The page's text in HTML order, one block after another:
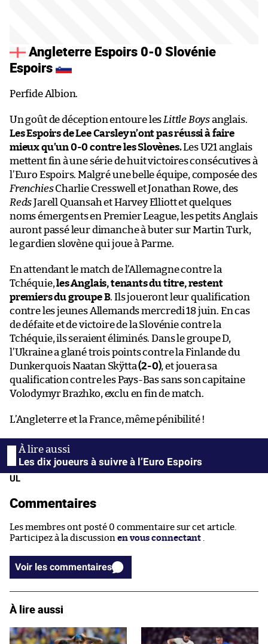
Angleterre Espoirs 0-0 Slovénie
Espoirs
Perfide Albion.
Un goût de déception entoure les Little Boysanglais.
Les Espoirs de Lee Carsley n’ont pas réussi à faire
mieux qu’un 0-0 contre les Slovènes.Les U21 anglais
mettent fin à une série de huit victoires consécutives à
l’Euro Espoirs. Malgré une belle équipe, composée des
FrenchiesCharlie Cresswell et Jonathan Rowe, des
RedsJarell Quansah et Harvey Elliott et quelques
noms émergents en Premier League, les petits Anglais
auront passé leur dimanche à buter sur Martin Turk,
le gardien slovène qui joue à Parme.
En attendant le match de l’Allemagne contre la
Tchéquie,les Anglais, tenants du titre, restent
premiers du groupe B. Ils joueront leur qualification
contre les jeunes Allemands mercredi 18 juin. En cas
de défaite et de victoire de la Slovénie contre la
Tchéquie, ils seraient éliminés. Dans le groupe D,
l’Ukraine a glané trois points contre la Finlande du
Dunkerquois Naatan Skÿtta(2-0), et jouera sa
qualification contre les Pays-Bas sans son capitaine
Volodymyr Brazhko, exclu en fin de match.
L’Angleterre et la France, même pénibilité !
Les dix joueurs à suivre à l’Euro Espoirs
UL
Commentaires
Les membres ont posté 0 commentaire sur cet article.
Participez à la discussion en vous connectant .
Voir les commentaires
À lire aussi